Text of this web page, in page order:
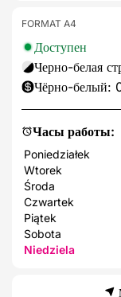
Часы работы:
Poniedziałek
Wtorek
Środa
Czwartek
Piątek
Sobota
Niedziela
FORMAT A4
Доступен
Черно-белая
Чёрно-белый: